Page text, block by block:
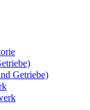
Getriebe)